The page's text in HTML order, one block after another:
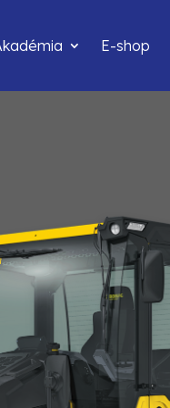
E-shop